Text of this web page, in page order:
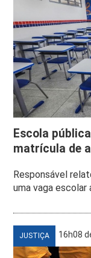
Escola
matrícula de
Responsável
uma vaga escolar
JUSTIÇA 16h08